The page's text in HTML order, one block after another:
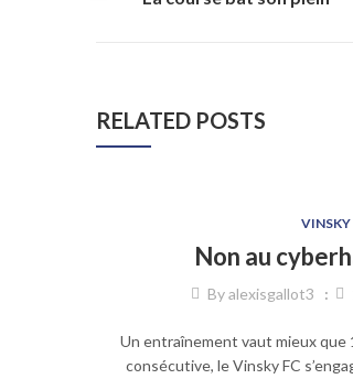
RELATED POSTS
VINSKY
Non au
Byalexisgallot3
Un entraînement vaut mieux que
consécutive, le Vinsky FC